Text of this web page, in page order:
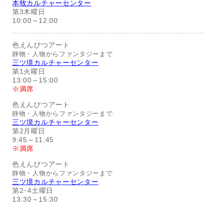
本牧カルチャーセンター
第3木曜日
10:00～12:00
色えんぴつアート
静物・人物からファンタジーまで
三ツ境カルチャーセンター
第1火曜日
13:00～15:00
※満席
色えんぴつアート
静物・人物からファンタジーまで
三ツ境カルチャーセンター
第2月曜日
9:45～11:45
※満席
色えんぴつアート
静物・人物からファンタジーまで
三ツ境カルチャーセンター
第2･4土曜日
13:30～15:30